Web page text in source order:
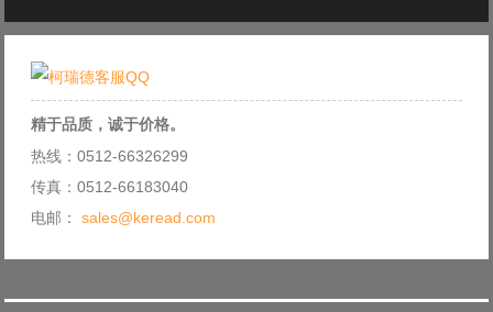
精于品质，诚于价格。
热线：0512-66326299
传真：0512-66183040
电邮： sales@keread.com